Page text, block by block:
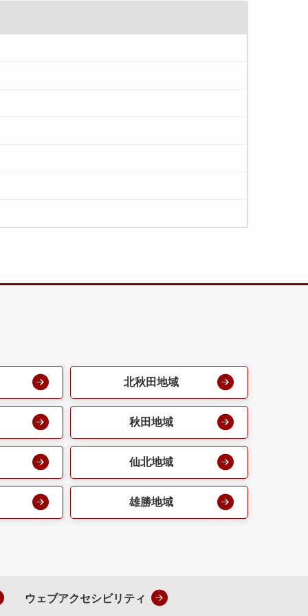
北秋田地域
秋田地域
仙北地域
雄勝地域
ウェブアクセシビリティ